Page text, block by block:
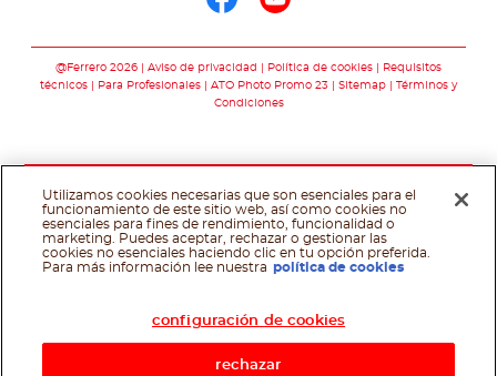
Asistente de recetas
@Ferrero 2026 Aviso de privacidad Política de cookies
Requisitos
técnicos
Para Profesionales ATO Photo Promo 23 Sitemap
Términos y
Condiciones
Utilizamos cookies necesarias que son esenciales para el
funcionamiento de este sitio web, así como cookies no
esenciales para fines de rendimiento, funcionalidad o
marketing. Puedes aceptar, rechazar o gestionar las
cookies no esenciales haciendo clic en tu opción preferida.
Para más información lee nuestra política de cookies
configuración de cookies
rechazar